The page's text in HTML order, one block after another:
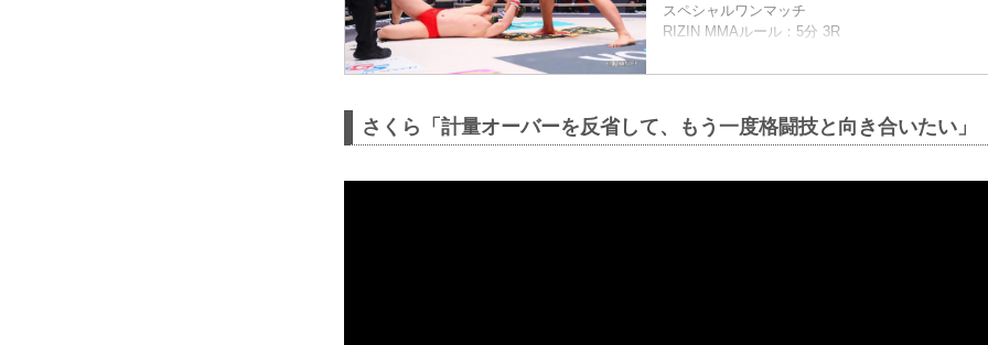
スペシャルワンマッチ
RIZIN MMAルール：5分 3R
（LOSE）ミノワマン vs. スダリオ剛（WIN）
入場
ROUND 1
右ストレート、ジャブを伸ばしてけん制する。臆
さくら「計量オーバーを反省して、もう一度格闘技と向き合いたい」